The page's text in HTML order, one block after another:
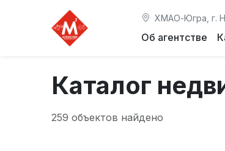
ХМАО-Югра, г.
Об агентстве
Каталог
259 объектов найдено